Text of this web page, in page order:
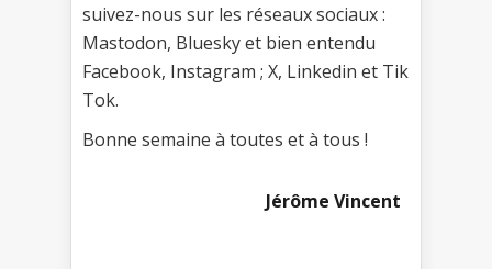
suivez-nous sur les réseaux sociaux :
Mastodon, Bluesky et bien entendu
Facebook, Instagram ; X, Linkedin et Tik
Tok.
Bonne semaine à toutes et à tous !
Jérôme Vincent